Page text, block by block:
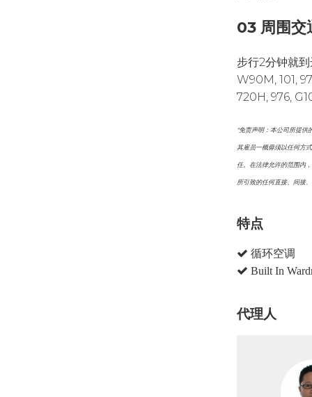
03 周围交
步行2分钟就
W90M, 101,
720H, 976,
*免责声明：本公司所提供
其雇员一概毋须以任何方
任。在法律允许的范围内
所引致的任何直接、间接
特点
循环空调
Built In
代理人